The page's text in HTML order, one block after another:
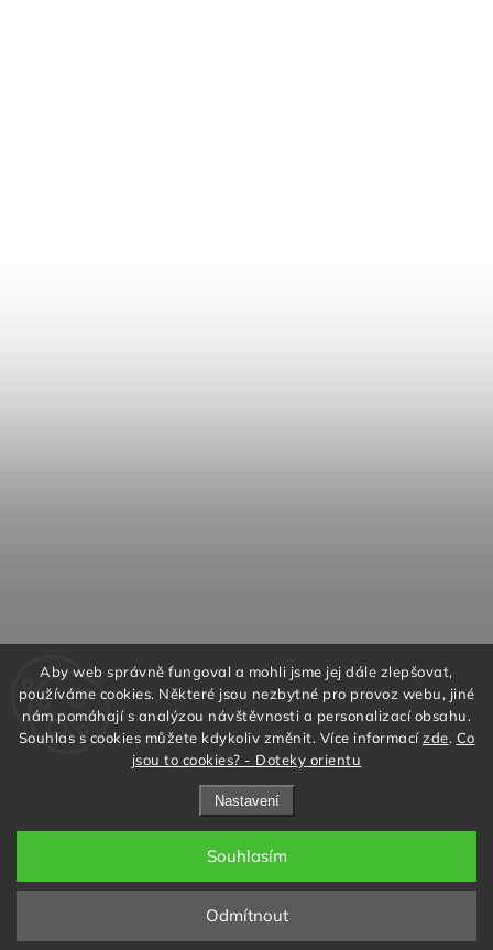
Aby web správně fungoval a mohli jsme jej dále zlepšovat,
používáme cookies. Některé jsou nezbytné pro provoz webu, jiné
nám pomáhají s analýzou návštěvnosti a personalizací obsahu.
Souhlas s cookies můžete kdykoliv změnit. Více informacízde. Co
jsou to cookies? - Doteky orientu
Nastavení
Odmítnout
Souhlasím
Doteky orientu. Všechna práva vyhrazena.
Upravit nastavení cookies
Grafický návrh vytvořil a nakódoval